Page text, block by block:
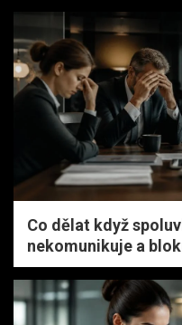
Co dělat když
nekomunikuje a